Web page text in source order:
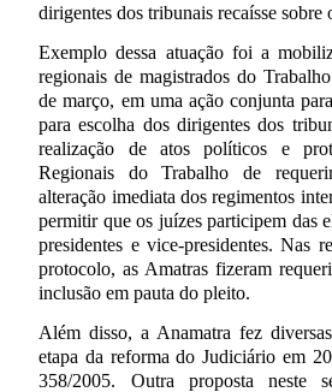
dirigentes dos tribunais recaísse sobre
Exemplo dessa atuação foi a
regionais de magistrados do
de março, em uma ação conjunta
para escolha dos dirigentes dos
realização de atos políticos e
Regionais do Trabalho de
alteração imediata dos regimentos
permitir que os juízes participem das
presidentes e vice-presidentes. Nas
protocolo, as Amatras fizeram
inclusão em pauta do pleito.
Além disso, a Anamatra fez
etapa da reforma do Judiciário em
358/2005. Outra proposta neste